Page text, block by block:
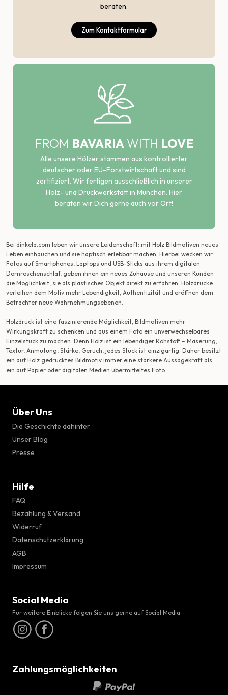
beraten.
Zum Kontaktformular
FROM BAVARIA WITH LOVE
Alle unsere Hölzer stammen aus kontrollierter
deutscher oder EU-Forstwirtschaft und sind
zertifiziert. Wir fertigen ausschließlich in unserer
Holz- und Druckwerkstatt in München. Hier
beraten wir Dich gerne auch vor Ort!
Bei dinkela.com leben wir unsere Leidenschaft: mit Holz Bildmotiven neues
Leben einhauchen und sie haptisch erlebbar machen. Hierbei wecken wir
Fotos auf Smartphones, Laptops und USB-Sticks aus ihrem digitalen
Dornröschenschlaf, geben ihnen ein neues Zuhause und unseren Kunden
die Möglichkeit, sie als plastisches Objekt direkt zu erfahren. Holzdrucke
verleihen dem Motiv mehr Lebendigkeit, Authentizität und eröffnen dem
Betrachter neue Wahrnehmungsebenen.
Holzdruck ist eine faszinierende Möglichkeit, Bildmotiven mehr
Wirkungskraft zu schenken und aus einem Foto ein unverwechselbares
Einzelstück zu machen. Denn Holz ist ein lebendiger Rohstoff – Maserung,
Textur, Anmutung, Stärke, Geruch, jedes Stück ist einzigartig. Daher besitzt
ein auf Holz gedrucktes Bildmotiv immer eine stärkere Aussagekraft als
ein auf Papier oder digitalen Medien übermitteltes Foto.
Über Uns
Die Geschichte dahinter
Unser Blog
Presse
Hilfe
FAQ
Bezahlung & Versand
Widerruf
Datenschutzerklärung
AGB
Impressum
Social Media
Für weitere Einblicke folgen Sie uns gerne auf Social Media
Zahlungsmöglichkeiten